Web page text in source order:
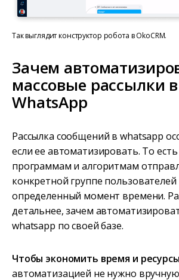
Так выглядит конструктор робота в OkoCRM.
Зачем
массовые рассылки в
WhatsApp
Рассылка сообщений в whatsapp
если ее автоматизировать. То
программам и алгоритмам
конкретной группе пользователей
определенный момент времени.
детальнее, зачем
whatsapp по своей базе.
Чтобы экономить время и
автоматизацией не нужно